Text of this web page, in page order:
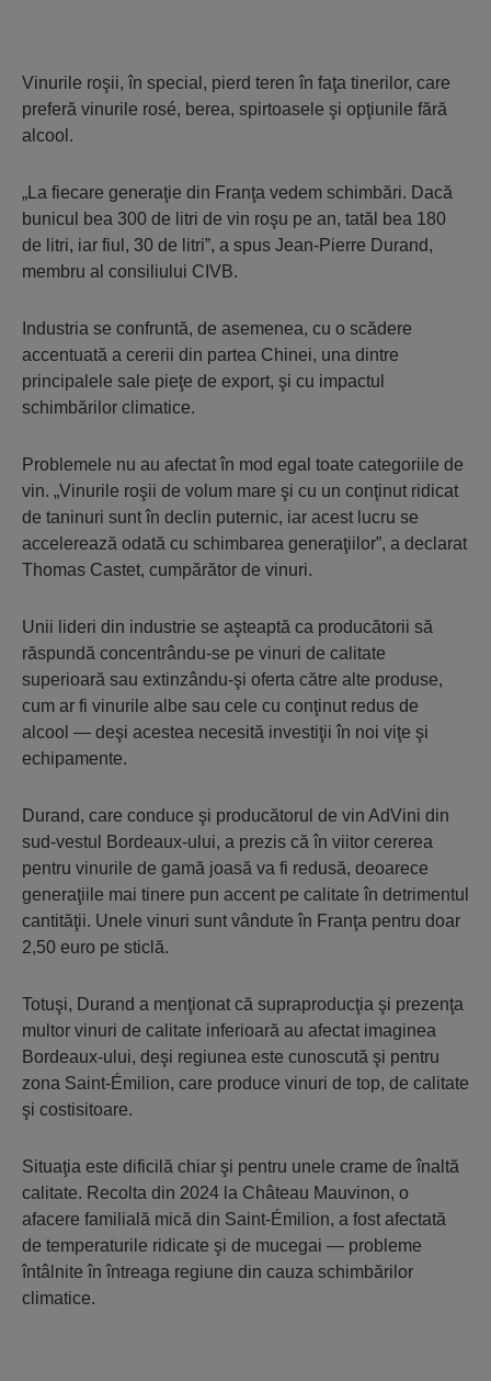
Vinurile roşii, în special, pierd teren în faţa tinerilor, care
preferă vinurile rosé, berea, spirtoasele şi opţiunile fără
alcool.
„La fiecare generaţie din Franţa vedem schimbări. Dacă
bunicul bea 300 de litri de vin roşu pe an, tatăl bea 180
de litri, iar fiul, 30 de litri”, a spus Jean-Pierre Durand,
membru al consiliului CIVB.
Industria se confruntă, de asemenea, cu o scădere
accentuată a cererii din partea Chinei, una dintre
principalele sale pieţe de export, şi cu impactul
schimbărilor climatice.
Problemele nu au afectat în mod egal toate categoriile de
vin. „Vinurile roşii de volum mare şi cu un conţinut ridicat
de taninuri sunt în declin puternic, iar acest lucru se
accelerează odată cu schimbarea generaţiilor”, a declarat
Thomas Castet, cumpărător de vinuri.
Unii lideri din industrie se aşteaptă ca producătorii să
răspundă concentrându-se pe vinuri de calitate
superioară sau extinzându-şi oferta către alte produse,
cum ar fi vinurile albe sau cele cu conţinut redus de
alcool — deşi acestea necesită investiţii în noi viţe şi
echipamente.
Durand, care conduce şi producătorul de vin AdVini din
sud-vestul Bordeaux-ului, a prezis că în viitor cererea
pentru vinurile de gamă joasă va fi redusă, deoarece
generaţiile mai tinere pun accent pe calitate în detrimentul
cantităţii. Unele vinuri sunt vândute în Franţa pentru doar
2,50 euro pe sticlă.
Totuşi, Durand a menţionat că supraproducţia şi prezenţa
multor vinuri de calitate inferioară au afectat imaginea
Bordeaux-ului, deşi regiunea este cunoscută şi pentru
zona Saint-Émilion, care produce vinuri de top, de calitate
şi costisitoare.
Situaţia este dificilă chiar şi pentru unele crame de înaltă
calitate. Recolta din 2024 la Château Mauvinon, o
afacere familială mică din Saint-Émilion, a fost afectată
de temperaturile ridicate şi de mucegai — probleme
întâlnite în întreaga regiune din cauza schimbărilor
climatice.